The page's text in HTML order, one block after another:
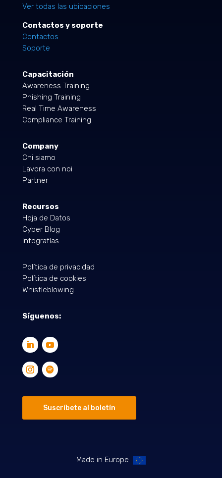
Ver todas las ubicaciones
Contactos y soporte
Contactos
Soporte
Capacitación
Awareness Training
Phishing Training
Real Time Awareness
Compliance Training
Company
Chi siamo
Lavora con noi
Partner
Recursos
Hoja de Datos
Cyber Blog
Infografías
Política de privacidad
Política de cookies
Whistleblowing
Síguenos:
Suscríbete al boletín
Made in Europe